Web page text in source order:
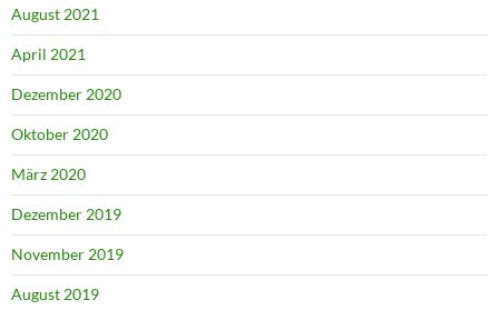
August 2021
April 2021
Dezember 2020
Oktober 2020
März 2020
Dezember 2019
November 2019
August 2019